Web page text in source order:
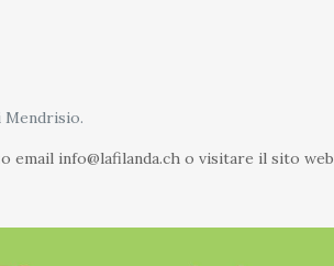
Mendrisio.
info@lafilanda.ch o visitare il sito web